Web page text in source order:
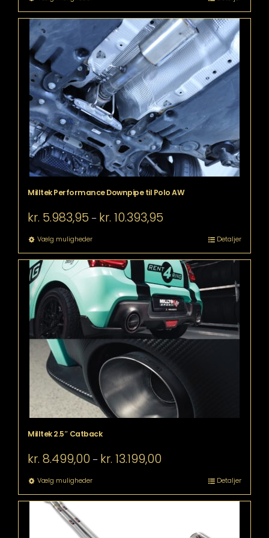
vare
har
flere
varianter.
Mulighederne
kan
vælges
på
varesiden
Milltek Performance Downpipe til Polo AW
kr. 5.983,95 – kr. 10.393,95
Vælg mulighederDette
vare
har
flere
varianter.
Mulighederne
kan
vælges
på
varesiden
Detaljer
Milltek 2.5″ Catback
kr. 8.499,00 – kr. 13.199,00
Vælg mulighederDette
vare
har
Detaljer